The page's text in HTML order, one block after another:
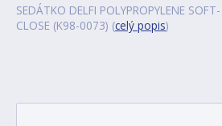
SEDÁTKO DELFI POLYPROPYLENE SOFT-
CLOSE (K98-0073) (celý popis)